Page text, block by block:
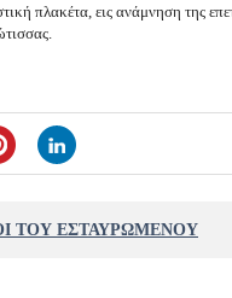
πλακέτα, εις ανάμνηση της
ΤΟΥ ΕΣΤΑΥΡΩΜΕΝΟΥ